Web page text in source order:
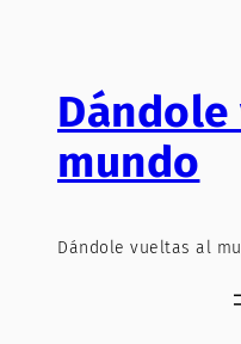
contenido
mundo
Dándole vueltas al